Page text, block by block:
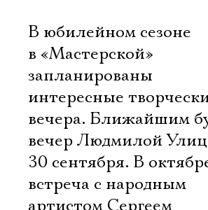
В юбилейном сезоне
в «Мастерской»
запланированы
интересные
вечера. Ближайшим
вечер Людмилой
30 сентября. В октябре
встреча с народным
артистом Сергеем